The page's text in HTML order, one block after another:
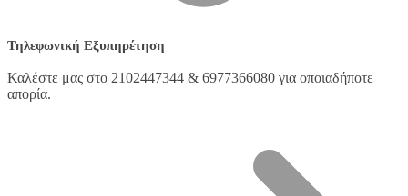
Τηλεφωνική Εξυπηρέτηση
Καλέστε μας στο 2102447344 & 6977366080 για οποιαδήποτε
απορία.